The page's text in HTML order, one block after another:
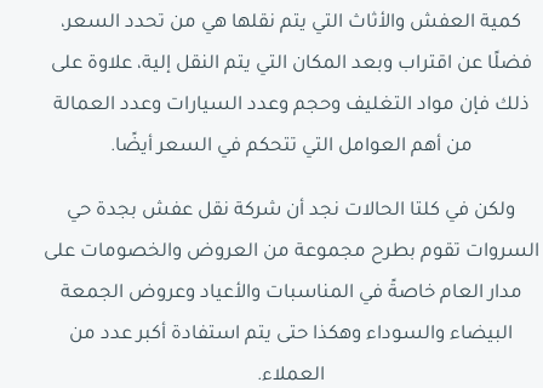
كمية العفش والأثاث التي يتم نقلها هي من تحدد السعر،
فضلًا عن اقتراب وبعد المكان التي يتم النقل إلية، علاوة على
ذلك فإن مواد التغليف وحجم وعدد السيارات وعدد العمالة
من أهم العوامل التي تتحكم في السعر أيضًا.
ولكن في كلتا الحالات نجد أن شركة نقل عفش بجدة حي
السروات تقوم بطرح مجموعة من العروض والخصومات على
مدار العام خاصةً في المناسبات والأعياد وعروض الجمعة
البيضاء والسوداء وهكذا حتى يتم استفادة أكبر عدد من
العملاء.